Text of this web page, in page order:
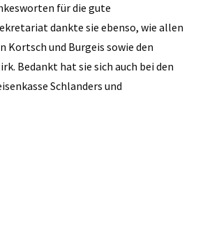
für die gute
dankte sie ebenso, wie allen
Kortsch und Burgeis sowie den
Bedankt hat sie sich auch bei den
Schlanders und